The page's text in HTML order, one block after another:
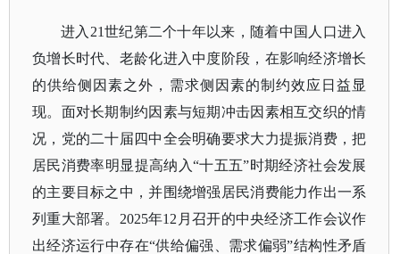
进入21世纪第二个十年以来，随着中国人口进入
负增长时代、老龄化进入中度阶段，在影响经济增长
的供给侧因素之外，需求侧因素的制约效应日益显
现。面对长期制约因素与短期冲击因素相互交织的情
况，党的二十届四中全会明确要求大力提振消费，把
居民消费率明显提高纳入“十五五”时期经济社会发展
的主要目标之中，并围绕增强居民消费能力作出一系
列重大部署。2025年12月召开的中央经济工作会议作
出经济运行中存在“供给偏强、需求偏弱”结构性矛盾